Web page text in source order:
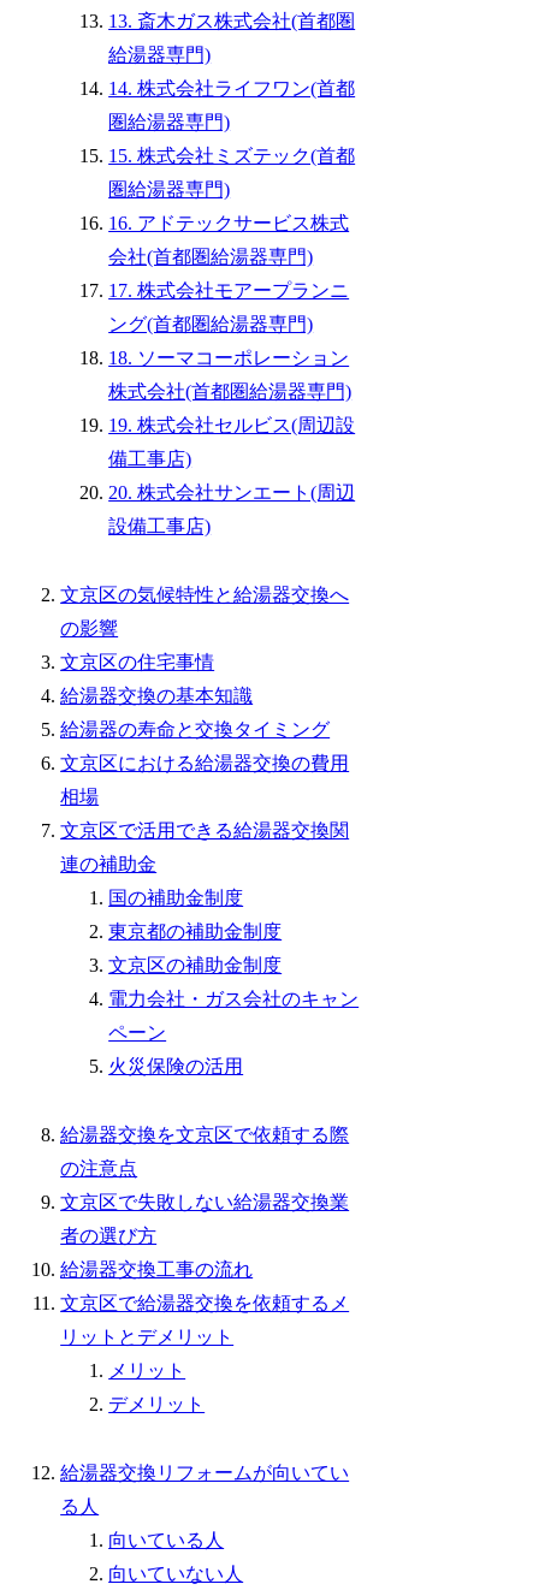
13. 斎木ガス株式会社(首都圏
給湯器専門)
14. 株式会社ライフワン(首都
圏給湯器専門)
15. 株式会社ミズテック(首都
圏給湯器専門)
16. アドテックサービス株式
会社(首都圏給湯器専門)
17. 株式会社モアープランニ
ング(首都圏給湯器専門)
18. ソーマコーポレーション
株式会社(首都圏給湯器専門)
19. 株式会社セルビス(周辺設
備工事店)
20. 株式会社サンエート(周辺
設備工事店)
文京区の気候特性と給湯器交換へ
の影響
文京区の住宅事情
給湯器交換の基本知識
給湯器の寿命と交換タイミング
文京区における給湯器交換の費用
相場
文京区で活用できる給湯器交換関
連の補助金
国の補助金制度
東京都の補助金制度
文京区の補助金制度
電力会社・ガス会社のキャン
ペーン
火災保険の活用
給湯器交換を文京区で依頼する際
の注意点
文京区で失敗しない給湯器交換業
者の選び方
給湯器交換工事の流れ
文京区で給湯器交換を依頼するメ
リットとデメリット
メリット
デメリット
給湯器交換リフォームが向いてい
る人
向いている人
向いていない人